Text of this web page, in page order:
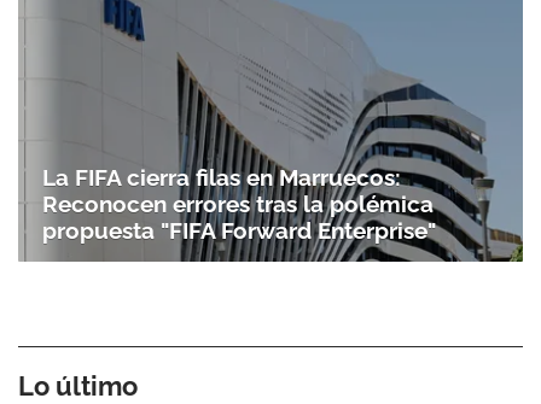
La FIFA cierra filas en Marruecos:
Reconocen errores tras la polémica
propuesta "FIFA Forward Enterprise"
Lo último